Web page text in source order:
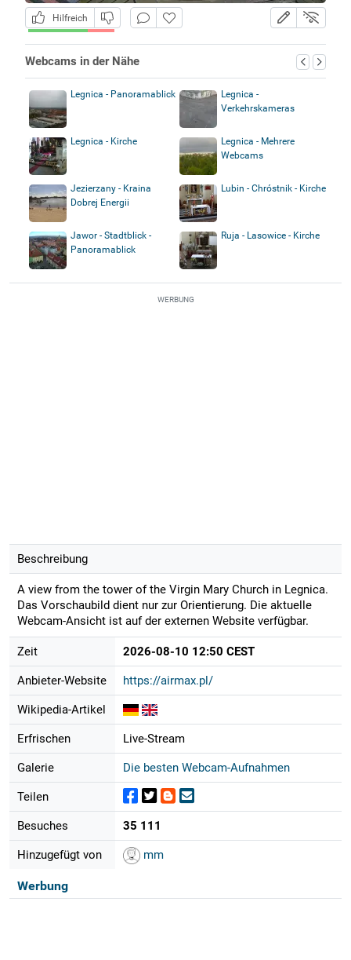
Hilfreich
Webcams in der Nähe
Legnica - Panoramablick
Legnica -
Verkehrskameras
Legnica - Kirche
Legnica - Mehrere
Webcams
Jezierzany - Kraina
Dobrej Energii
Lubin - Chróstnik - Kirche
Jawor - Stadtblick -
Panoramablick
Ruja - Lasowice - Kirche
WERBUNG
Beschreibung
A view from the tower of the Virgin Mary Church in Legnica.
Das Vorschaubild dient nur zur Orientierung. Die aktuelle
Webcam-Ansicht ist auf der externen Website verfügbar.
Zeit 2026-08-10 12:50 CEST
Anbieter-Website https://airmax.pl/
Wikipedia-Artikel
Erfrischen Live-Stream
Galerie Die besten Webcam-Aufnahmen
Teilen
Besuches 35 111
Hinzugefügt von mm
Werbung